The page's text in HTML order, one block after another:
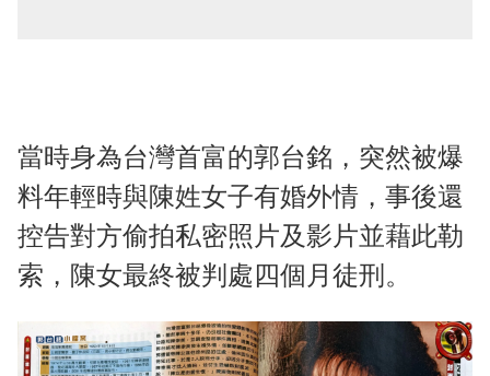
當時身為台灣首富的郭台銘，突然被爆
料年輕時與陳姓女子有婚外情，事後還
控告對方偷拍私密照片及影片並藉此勒
索，陳女最終被判處四個月徒刑。